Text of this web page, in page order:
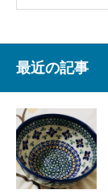
最近の記事